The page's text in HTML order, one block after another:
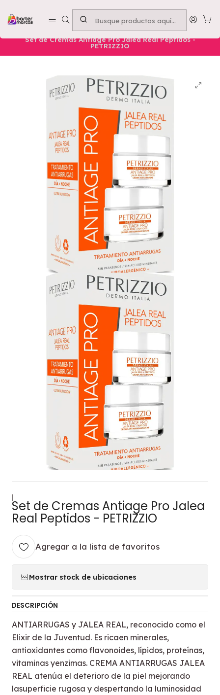
Emprende con nosotros -Compra mínima $50.000
Nuestros Productos Belleza Rostro
Set de Cremas Antiage Pro Jalea Real Peptidos -
PETRIZZIO
|
Set de Cremas Antiage Pro Jalea
Real Peptidos - PETRIZZIO
Agregar a la lista de favoritos
Mostrar stock de ubicaciones
DESCRIPCIÓN
ANTIARRUGAS y JALEA REAL, reconocido como el
Elixir de la Juventud. Es ricaen minerales,
antioxidantes como flavonoides, lípidos, proteínas,
vitaminas yenzimas. CREMA ANTIARRUGAS JALEA
REAL atenúa el deterioro de la piel mejorando
lasuperficie rugosa y despertando la luminosidad